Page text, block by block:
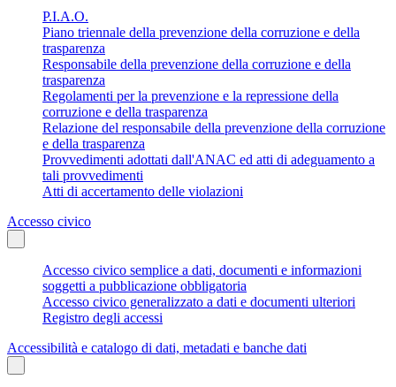
P.I.A.O.
Piano triennale della prevenzione della corruzione e della
trasparenza
Responsabile della prevenzione della corruzione e della
trasparenza
Regolamenti per la prevenzione e la repressione della
corruzione e della trasparenza
Relazione del responsabile della prevenzione della corruzione
e della trasparenza
Provvedimenti adottati dall'ANAC ed atti di adeguamento a
tali provvedimenti
Atti di accertamento delle violazioni
Accesso civico
Accesso civico semplice a dati, documenti e informazioni
soggetti a pubblicazione obbligatoria
Accesso civico generalizzato a dati e documenti ulteriori
Registro degli accessi
Accessibilità e catalogo di dati, metadati e banche dati